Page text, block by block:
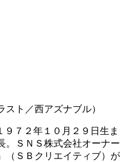
ト／西アズナブル）
９７２年１０月２９日生ま
。ＳＮＳ株式会社オーナー
（ＳＢクリエイティブ）が